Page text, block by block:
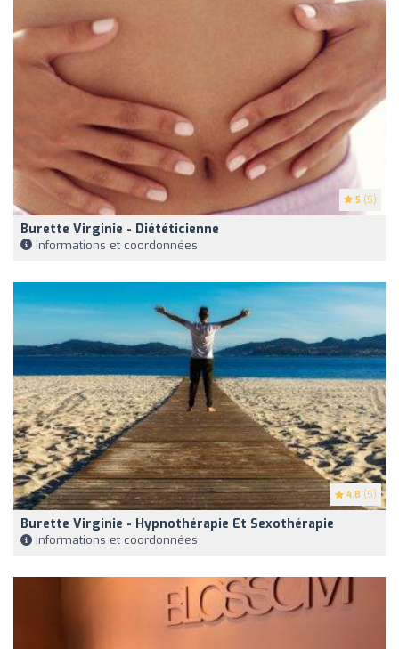
5 (5)
Burette Virginie - Diététicienne
Informations et coordonnées
4.8 (5)
Burette Virginie - Hypnothérapie Et Sexothérapie
Informations et coordonnées